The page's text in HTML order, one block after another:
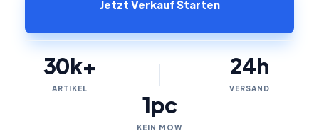
Jetzt Verkauf Starten
30k+
ARTIKEL
24h
VERSAND
1pc
KEIN MOW